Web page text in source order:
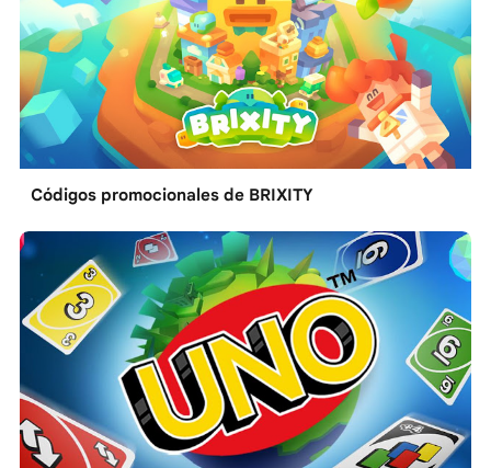
Códigos promocionales de BRIXITY